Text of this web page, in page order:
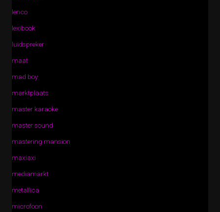
lenco
lexibook
luidspreker
maat
mad boy
marktplaats
master karaoke
master sound
mastering mansion
maxiaxi
mediamarkt
metallica
microfoon